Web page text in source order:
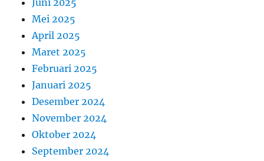
Juni 2025
Mei 2025
April 2025
Maret 2025
Februari 2025
Januari 2025
Desember 2024
November 2024
Oktober 2024
September 2024